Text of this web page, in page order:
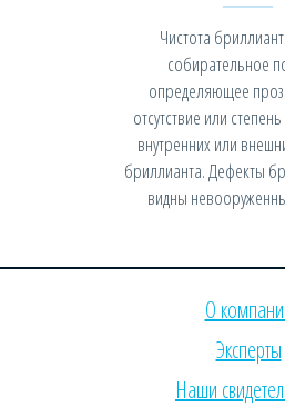
Чистота
собирательное
определяющее
отсутствие или
внутренних или
бриллианта. Дефекты
видны
О
Эксперты
Наши